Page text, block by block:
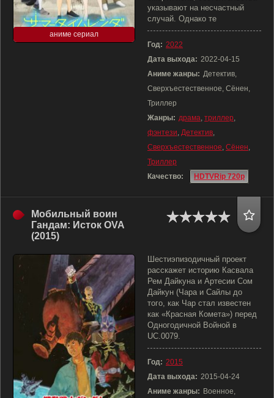
аниме сериал
указывают на несчастный
случай. Однако те
Год: 2022
Дата выхода: 2022-04-15
Аниме жанры: Детектив,
Сверхъестественное, Сёнен,
Триллер
Жанры: драма, триллер,
фэнтези, Детектив,
Сверхъестественное, Сёнен,
Триллер
Качество:
HDTVRip 720p
Мобильный воин
Гандам: Исток OVA
(2015)
Шестиэпизодичный проект
расскажет историю Касвала
Рем Дайкуна и Артесии Сом
Дайкун (Чара и Сайлы до
того, как Чар стал известен
как «Красная Комета») перед
Одногодичной Войной в
UC.0079.
Год: 2015
Дата выхода: 2015-04-24
Аниме жанры: Военное,